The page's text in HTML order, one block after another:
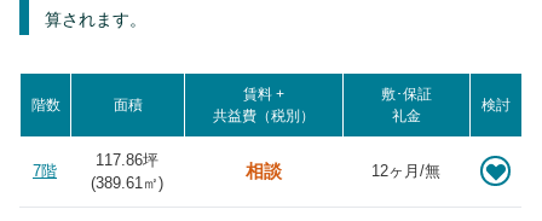
算されます。
階数 面積
賃料 +
共益費（税別）
敷･保証
礼金
検討
7階
117.86坪
(389.61㎡)
相談 12ヶ月/無